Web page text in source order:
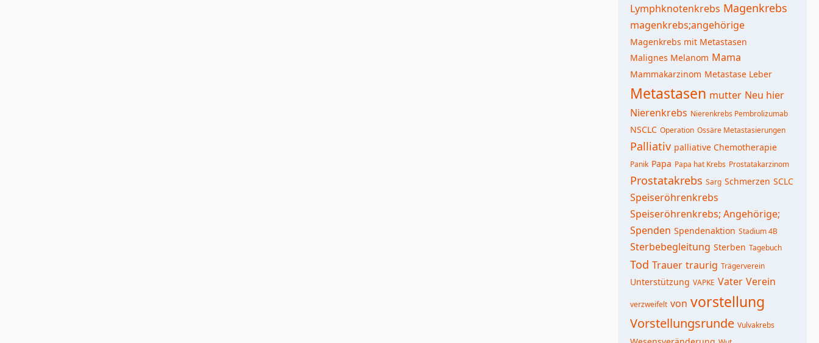
Lymphknotenkrebs Magenkrebs
magenkrebs;angehörige
Magenkrebs mit Metastasen
Malignes Melanom Mama
Mammakarzinom Metastase Leber
Metastasen mutter Neu hier
Nierenkrebs Nierenkrebs Pembrolizumab
NSCLC Operation Ossäre Metastasierungen
Palliativ palliative Chemotherapie
Panik Papa Papa hat Krebs Prostatakarzinom
Prostatakrebs Sarg Schmerzen SCLC
Speiseröhrenkrebs
Speiseröhrenkrebs; Angehörige;
Spenden Spendenaktion Stadium 4B
Sterbebegleitung Sterben Tagebuch
Tod Trauer traurig Trägerverein
Unterstützung VAPKE Vater Verein
verzweifelt von vorstellung
Vorstellungsrunde Vulvakrebs